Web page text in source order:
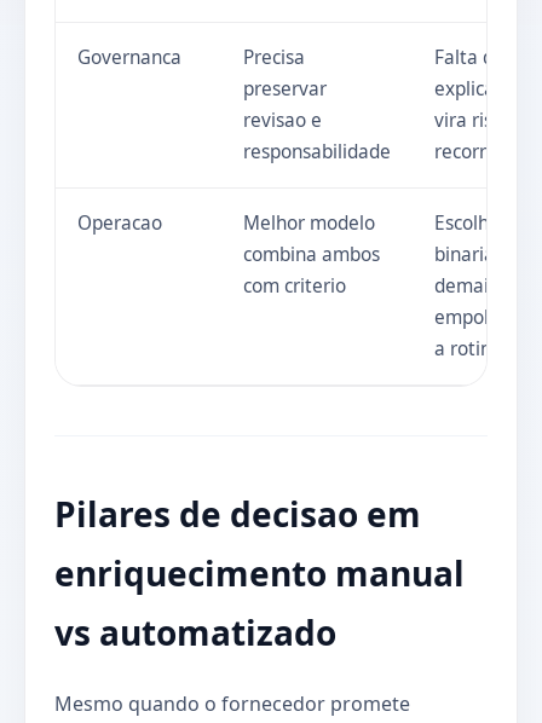
Governanca
Precisa
preservar
revisao e
responsabilidade
Falta de
explicacao
vira risco
recorrente
Operacao
Melhor modelo
combina ambos
com criterio
Escolha
binaria
demais
empobrece
a rotina
Pilares de decisao em
enriquecimento manual
vs automatizado
Mesmo quando o fornecedor promete